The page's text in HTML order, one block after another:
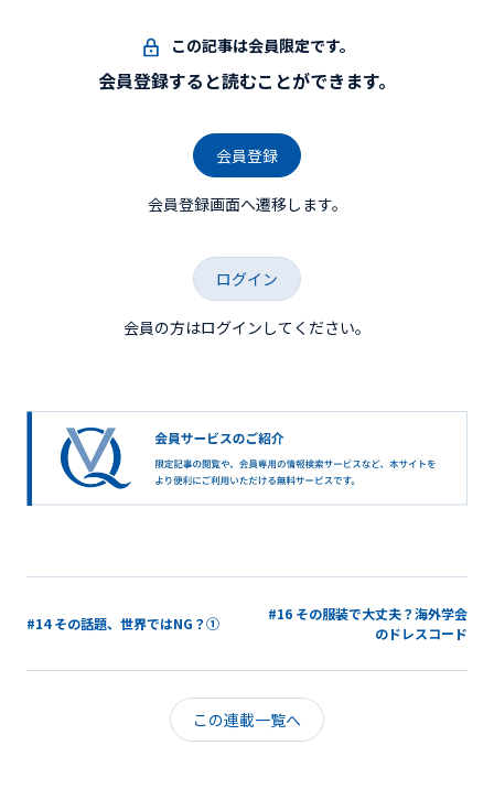
この記事は会員限定です。
会員登録すると読むことができます。
会員登録
会員登録画面へ遷移します。
ログイン
会員の方はログインしてください。
#14 その話題、世界ではNG？①
#16 その服装で大丈夫？海外学会
のドレスコード
この連載一覧へ